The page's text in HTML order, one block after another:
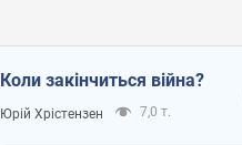
Коли закінчиться війна?
Юрій Хрістензен 7,0 т.